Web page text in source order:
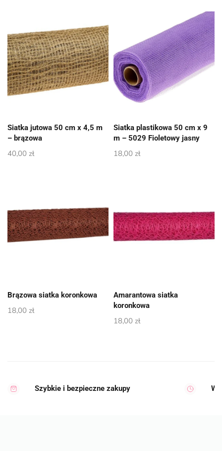
Siatka jutowa 50 cm x 4,5 m
– brązowa
40,00 zł
Siatka plastikowa 50 cm x 9
m – 5029 Fioletowy jasny
18,00 zł
Brązowa siatka koronkowa
18,00 zł
Amarantowa siatka
koronkowa
18,00 zł
Szybkie i bezpieczne zakupy